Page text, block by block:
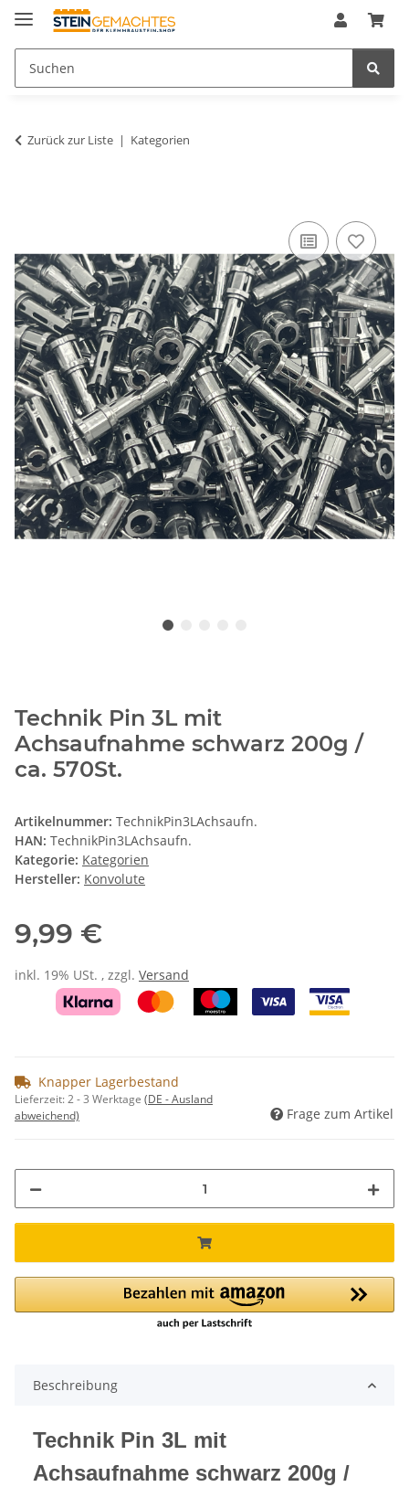
Zurück zur Liste Kategorien
Technik Pin 3L mit
Achsaufnahme schwarz 200g /
ca. 570St.
Artikelnummer: TechnikPin3LAchsaufn.
HAN: TechnikPin3LAchsaufn.
Kategorie: Kategorien
Hersteller: Konvolute
9,99 €
inkl. 19% USt. , zzgl. Versand
Knapper Lagerbestand
Lieferzeit:2 - 3 Werktage (DE - Ausland
abweichend)
Frage zum Artikel
Beschreibung
Technik Pin 3L mit
Achsaufnahme schwarz 200g /